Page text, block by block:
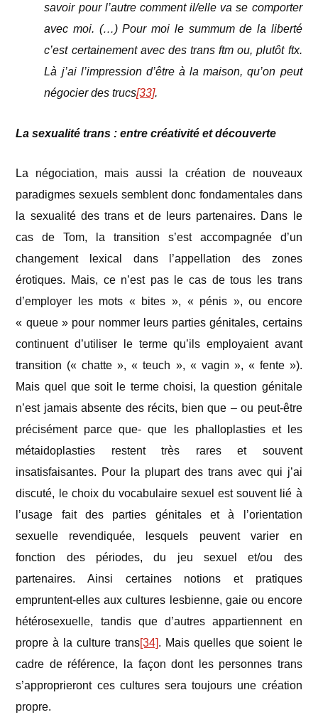
savoir pour l’autre comment il/elle va se comporter
avec moi. (…) Pour moi le summum de la liberté
c’est certainement avec des trans ftm ou, plutôt ftx.
Là j’ai l’impression d’être à la maison, qu’on peut
négocier des trucs[33].
La sexualité trans : entre créativité et découverte
La négociation, mais aussi la création de nouveaux
paradigmes sexuels semblent donc fondamentales dans
la sexualité des trans et de leurs partenaires. Dans le
cas de Tom, la transition s’est accompagnée d’un
changement lexical dans l’appellation des zones
érotiques. Mais, ce n’est pas le cas de tous les trans
d’employer les mots « bites », « pénis », ou encore
« queue » pour nommer leurs parties génitales, certains
continuent d’utiliser le terme qu’ils employaient avant
transition (« chatte », « teuch », « vagin », « fente »).
Mais quel que soit le terme choisi, la question génitale
n’est jamais absente des récits, bien que – ou peut-être
précisément parce que- que les phalloplasties et les
métaidoplasties restent très rares et souvent
insatisfaisantes. Pour la plupart des trans avec qui j’ai
discuté, le choix du vocabulaire sexuel est souvent lié à
l’usage fait des parties génitales et à l’orientation
sexuelle revendiquée, lesquels peuvent varier en
fonction des périodes, du jeu sexuel et/ou des
partenaires. Ainsi certaines notions et pratiques
empruntent-elles aux cultures lesbienne, gaie ou encore
hétérosexuelle, tandis que d’autres appartiennent en
propre à la culture trans[34]. Mais quelles que soient le
cadre de référence, la façon dont les personnes trans
s’approprieront ces cultures sera toujours une création
propre.